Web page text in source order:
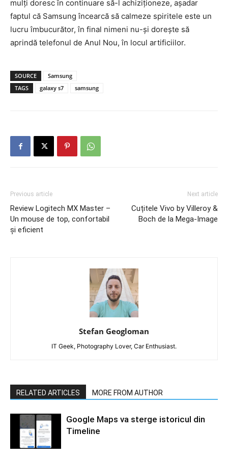
mulți doresc în continuare să-l achiziționeze, așadar
faptul că Samsung încearcă să calmeze spiritele este un
lucru îmbucurător, în final nimeni nu-și dorește să
aprindă telefonul de Anul Nou, în locul artificiilor.
SOURCE
Samsung
TAGS
galaxy s7 samsung
Previous article
Review Logitech MX Master –
Un mouse de top, confortabil
și eficient
Next article
Cuțitele Vivo by Villeroy &
Boch de la Mega-Image
Stefan Geogloman
IT Geek, Photography Lover, Car Enthusiast.
RELATED ARTICLES MORE FROM AUTHOR
Google Maps va sterge istoricul din
Timeline